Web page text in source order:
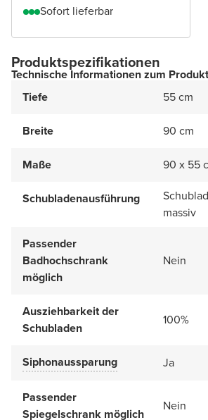
Sofort lieferbar
Produktspezifikationen
Technische Informationen zum Produkt
Tiefe
55 cm
Breite 90 cm
Maße 90 x 55
Schubladenausführung
massiv
Passender
Badhochschrank
möglich
Nein
Ausziehbarkeit der
Schubladen
100%
Siphonaussparung Ja
Passender
Spiegelschrank möglich
Nein